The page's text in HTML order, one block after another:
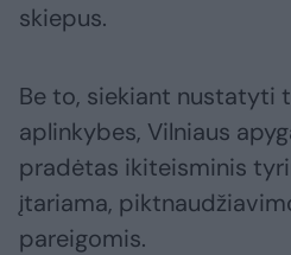
skiepus.
Be to, siekiant nustatyti
aplinkybes, Vilniaus
pradėtas ikiteisminis
įtariama,
pareigomis.